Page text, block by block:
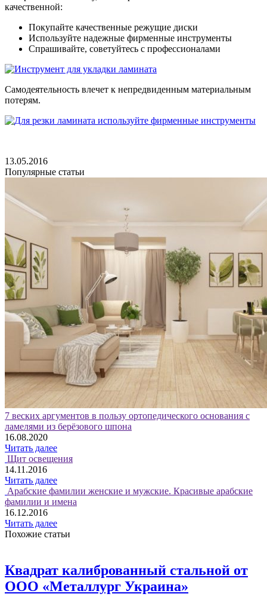
качественной:
Покупайте качественные режущие диски
Используйте надежные фирменные инструменты
Спрашивайте, советуйтесь с профессионалами
Самодеятельность влечет к непредвиденным материальным
потерям.
13.05.2016
Популярные статьи
7 веских аргументов в пользу ортопедического основания с
ламелями из берёзового шпона
16.08.2020
Читать далее
Щит освещения
14.11.2016
Читать далее
Арабские фамилии женские и мужские. Красивые арабские
фамилии и имена
16.12.2016
Читать далее
Похожие статьи
Квадрат калиброванный стальной от
ООО «Металлург Украина»